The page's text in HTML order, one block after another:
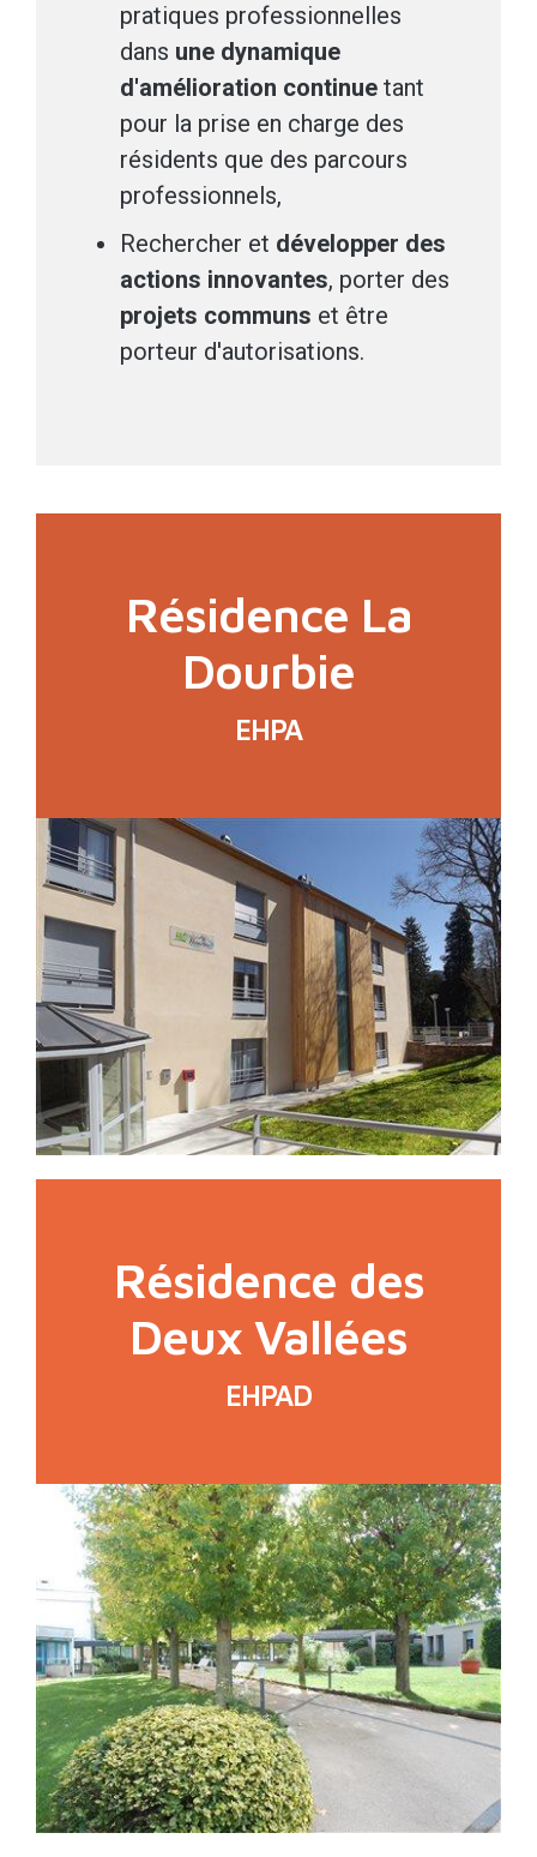
pratiques professionnelles
dans une dynamique
d'amélioration continue tant
pour la prise en charge des
résidents que des parcours
professionnels,
Rechercher et développer des
actions innovantes, porter des
projets communs et être
porteur d'autorisations.
Résidence La
Dourbie
EHPA
Résidence des
Deux Vallées
EHPAD